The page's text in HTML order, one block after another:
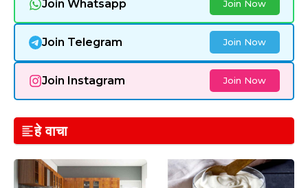
Join Whatsapp Join Now
Join Telegram Join Now
Join Instagram Join Now
हे वाचा